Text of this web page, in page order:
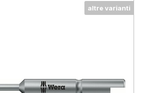
altre varianti